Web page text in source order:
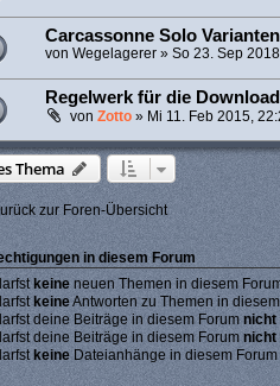
Carcassonne Solo Varianten
von Wegelagerer» So 23. Sep
Regelwerk für die
von Zotto» Mi 11. Feb 2015,
Thema
zur Foren-Übersicht
in diesem Forum
keineneuen Themen in diesem
keineAntworten zu Themen in
deine Beiträge in diesem Forumnicht
deine Beiträge in diesem Forum nicht
keineDateianhänge in diesem Forum